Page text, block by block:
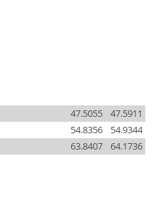
47.5911
47.5055
54.9344
54.8356
64.1736
63.8407